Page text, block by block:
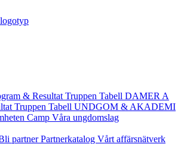
& Resultat Truppen Tabell DAMER A
Truppen Tabell UNDGOM & AKADEMI
Camp Våra ungdomslag
partnerPartnerkatalog Vårt affärsnätverk